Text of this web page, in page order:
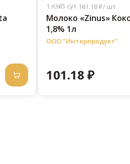
1 л365 сут.101.18 ₽/ шт
Молоко «Zinus»
1,8% 1л
ООО "Интерпродукт"
101.18 ₽